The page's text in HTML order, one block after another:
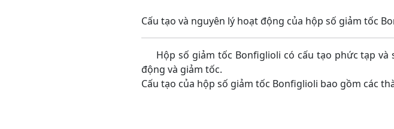
Cấu tạo và nguyên lý hoạt động của hộp số giảm tốc
Hộp số giảm tốc Bonfiglioli có cấu tạo phức tạp và
động và giảm tốc.
Cấu tạo của hộp số giảm tốc Bonfiglioli bao gồm các